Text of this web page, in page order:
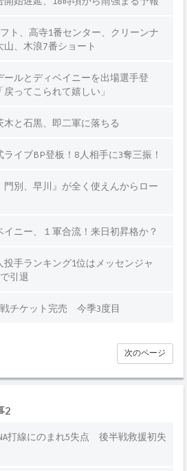
ト、高寺1番センター、クリーンナ
、木浪7番ショート
ールとディベイニーを出場選手登
ってこられて嬉しい」
と石黒、即二軍に落ちる
ライブBP登板！8人相手に3奪三振！
別、早川』が全く使えんからロー
イニー、１軍合流！来日初昇格か？
投手ランキング1位はメッセンジャ
引退
チケット完売 今季3度目
次のページ